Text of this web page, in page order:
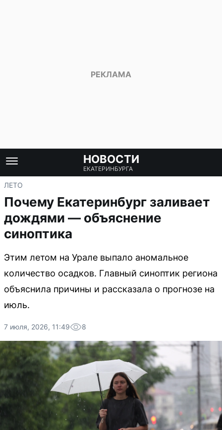
НОВОСТИ
ЕКАТЕРИНБУРГА
ЛЕТО
Почему Екатеринбург заливает
дождями — объяснение
синоптика
Этим летом на Урале выпало аномальное
количество осадков. Главный синоптик региона
объяснила причины и рассказала о прогнозе на
июль.
7 июля, 2026, 11:49 8